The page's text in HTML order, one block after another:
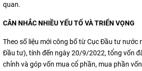
quan.
CÂN NHẮC NHIỀU YẾU TỐ VÀ TRIỂN VỌNG
Theo số liệu mới công bố từ Cục Đầu tư nước
Đầu tư), tính đến ngày 20/9/2022, tổng vốn
chỉnh và góp vốn mua cổ phần, mua phần